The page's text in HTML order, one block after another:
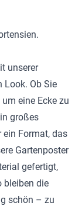
unserer
Look. Ob Sie
eine Ecke zu
großes
Format, das
Gartenposter
gefertigt,
bleiben die
schön – zu